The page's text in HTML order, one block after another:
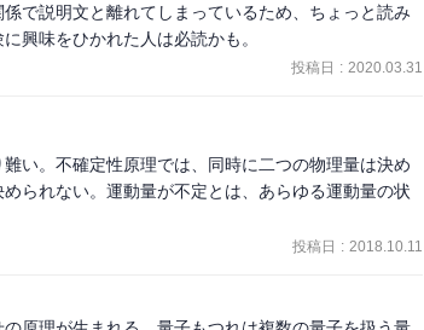
で説明文と離れてしまっているため、ちょっと読み
興味をひかれた人は必読かも。
投稿日 : 2020.03.31
い。不確定性原理では、同時に二つの物理量は決め
られない。運動量が不定とは、あらゆる運動量の状
投稿日 : 2018.10.11